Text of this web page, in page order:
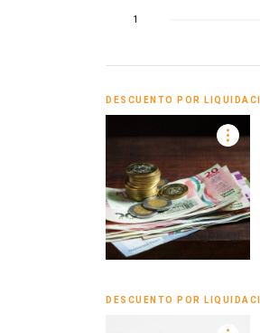
1
DESCUENTO POR
DESCUENTO POR